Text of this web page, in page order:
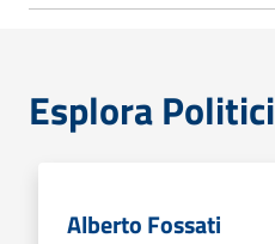
Esplora Politici
Alberto Fossati